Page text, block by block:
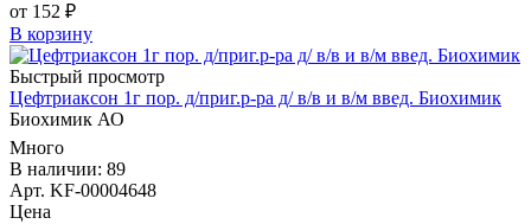
от 152 ₽
В корзину
Быстрый просмотр
Цефтриаксон 1г пор. д/приг.р-ра д/ в/в и в/м введ. Биохимик
Биохимик АО
Много
В наличии: 89
Арт. KF-00004648
Цена